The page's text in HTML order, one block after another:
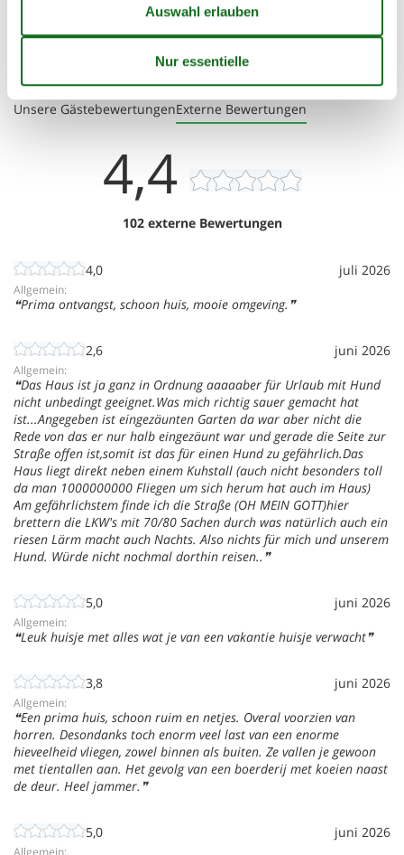
Siehe benachbarte Häuser
Externe Bewertungen
Unsere GästebewertungenExterne Bewertungen
4,4
102 externe Bewertungen
4,0 juli 2026
Allgemein:
Prima ontvangst, schoon huis, mooie omgeving.
2,6 juni 2026
Allgemein:
Das Haus ist ja ganz in Ordnung aaaaaber für Urlaub mit Hund
nicht unbedingt geeignet.Was mich richtig sauer gemacht hat
ist...Angegeben ist eingezäunten Garten da war aber nicht die
Rede von das er nur halb eingezäunt war und gerade die Seite zur
Straße offen ist,somit ist das für einen Hund zu gefährlich.Das
Haus liegt direkt neben einem Kuhstall (auch nicht besonders toll
da man 1000000000 Fliegen um sich herum hat auch im Haus)
Am gefährlichstem finde ich die Straße (OH MEIN GOTT)hier
brettern die LKW's mit 70/80 Sachen durch was natürlich auch ein
riesen Lärm macht auch Nachts. Also nichts für mich und unserem
Hund. Würde nicht nochmal dorthin reisen..
5,0 juni 2026
Allgemein:
Leuk huisje met alles wat je van een vakantie huisje verwacht
3,8 juni 2026
Allgemein:
Een prima huis, schoon ruim en netjes. Overal voorzien van
horren. Desondanks toch enorm veel last van een enorme
hieveelheid vliegen, zowel binnen als buiten. Ze vallen je gewoon
met tientallen aan. Het gevolg van een boerderij met koeien naast
de deur. Heel jammer.
5,0 juni 2026
Allgemein: